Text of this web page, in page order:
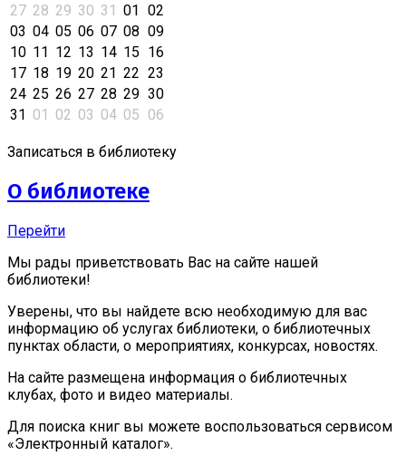
27 28 29 30 31 01 02
03 04 05 06 07 08 09
10 11 12 13 14 15 16
17 18 19 20 21 22 23
24 25 26 27 28 29 30
31 01 02 03 04 05 06
Записаться в библиотеку
О библиотеке
Перейти
Мы рады приветствовать Вас на сайте нашей
библиотеки!
Уверены, что вы найдете всю необходимую для вас
информацию об услугах библиотеки, о библиотечных
пунктах области, о мероприятиях, конкурсах, новостях.
На сайте размещена информация о библиотечных
клубах, фото и видео материалы.
Для поиска книг вы можете воспользоваться сервисом
«Электронный каталог».